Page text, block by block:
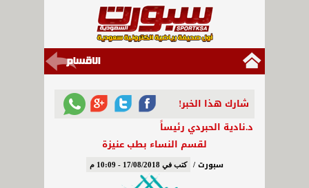
شارك هذا الخبر!
د.نادية الحبردي رئيساً
لقسم النساء بطب عنيزة
سبورت / كتب في 17/08/2018 - 10:09 م